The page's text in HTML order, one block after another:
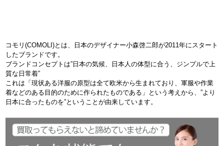
コモリ(COMOLI)とは、日本のデザイナー小森啓二郎が2011年にスタート
したブランドです。
ブランドコンセプトは”日本の気候、日本人の体型に合う、ジンプルで上
質な日常着”
これは「現状ある洋服の原型は全て欧米から生まれており、軍服や作業
着などのある目的のために作られたものである」という考えから、”より
日本に合ったものを”ということが由来しています。